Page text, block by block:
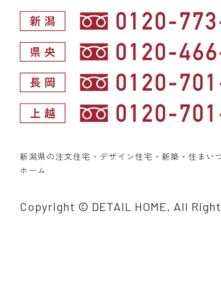
新潟県の注文住宅・デザイン住宅・新築・住まい
ホーム
Copyright © DETAIL HOME. All